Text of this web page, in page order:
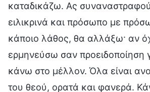
καταδικάζω. Ας
ειλικρινά και πρόσωπο με
κάποιο λάθος, θα αλλάξω· αν
ερμηνεύσω σαν προειδοποίηση
κάνω στο μέλλον. Όλα είναι
του θεού, ορατά και φανερά.